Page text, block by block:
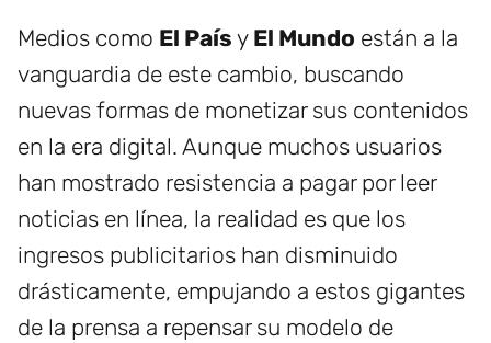
Medios como El País y El Mundo están a la
vanguardia de este cambio, buscando
nuevas formas de monetizar sus contenidos
en la era digital. Aunque muchos usuarios
han mostrado resistencia a pagar por leer
noticias en línea, la realidad es que los
ingresos publicitarios han disminuido
drásticamente, empujando a estos gigantes
de la prensa a repensar su modelo de